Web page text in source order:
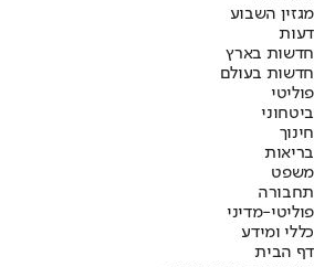
מגזין השבוע
דעות
חדשות בארץ
חדשות בעולם
פוליטי
ביטחוני
חינוך
בריאות
משפט
תחבורה
פוליטי-מדיני
כללי ומידע
דף הבית